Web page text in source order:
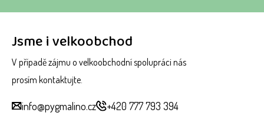
Jsme i velkoobchod
V případě zájmu o velkoobchodní spolupráci nás
prosím kontaktujte.
info@pygmalino.cz +420 777 793 394